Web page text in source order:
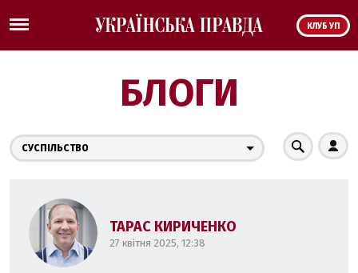
КЛУБ УП
БЛОГИ
СУСПІЛЬСТВО
ТАРАС КИРИЧЕНКО
27 квітня 2025, 12:38